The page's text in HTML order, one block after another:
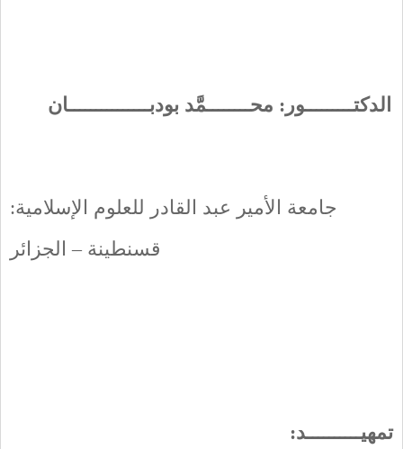
الدكتـــــــــور: محــــــــمَّد بودبـــــــــــــــان
جامعة الأمير عبد القادر للعلوم الإسلامية:
قسنطينة – الجزائر
تمهيــــــــــد: